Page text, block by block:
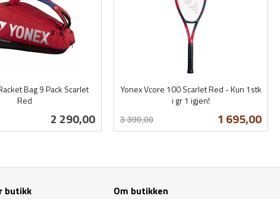
Bag 9 Pack Scarlet
Red
Pris
2 290,00
Yonex Vcore 100 Scarlet Red - Kun 1stk
i gr 1 igjen!
Tilbud
1 695,00
3 390,00
mva.
butikk Om butikken